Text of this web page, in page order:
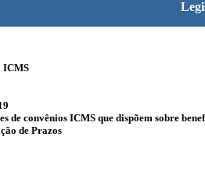
ICMS
de convênios ICMS que dispõem sobre
de Prazos